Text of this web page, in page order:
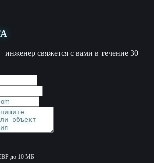
инженер свяжется с вами в течение 30
до 10 МБ